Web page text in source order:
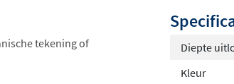
tekening of
Diepte
Kleur